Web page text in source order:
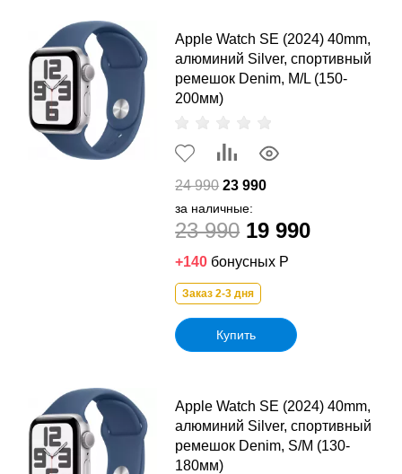
Apple Watch SE (2024) 40mm,
алюминий Silver, спортивный
ремешок Denim, M/L (150-
200мм)
24 990 23 990
за наличные:
23 990 19 990
+140 бонусных Р
Заказ 2-3 дня
Купить
Apple Watch SE (2024) 40mm,
алюминий Silver, спортивный
ремешок Denim, S/M (130-
180мм)